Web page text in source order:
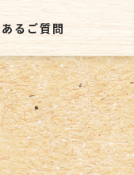
るご質問